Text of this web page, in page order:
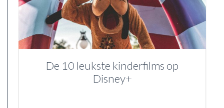
De 10 leukste kinderfilms op
Disney+